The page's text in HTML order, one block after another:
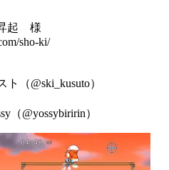
起 様
sho-ki/
（@ski_kusuto）
@yossybiririn）